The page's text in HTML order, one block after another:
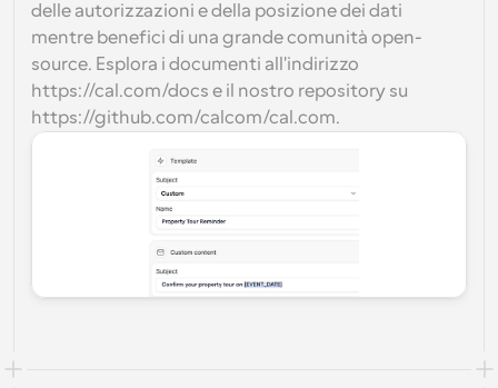
delle autorizzazioni e della posizione dei dati
mentre benefici di una grande comunità open-
source. Esplora i documenti all'indirizzo
https://cal.com/docs e il nostro repository su
https://github.com/calcom/cal.com.